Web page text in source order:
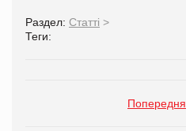
Раздел: Статті >
Теги:
Попередня